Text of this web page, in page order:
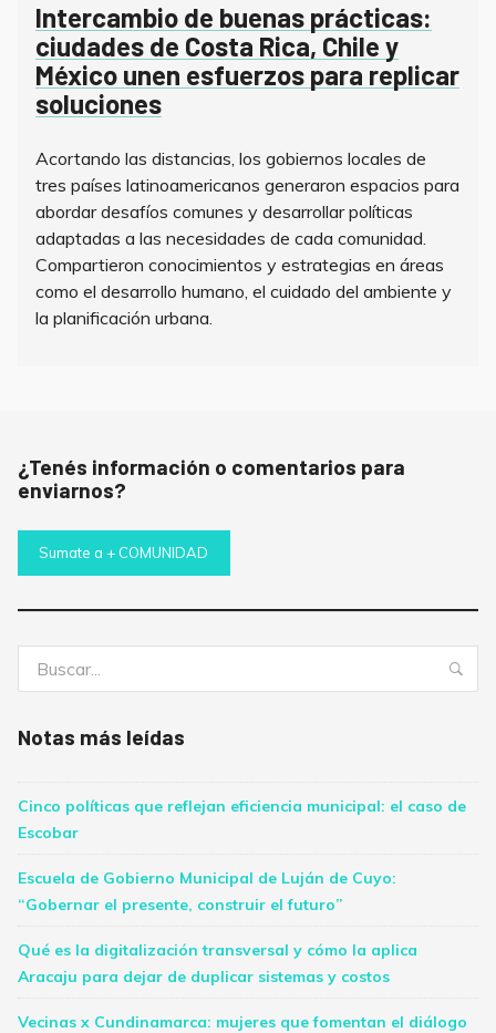
Intercambio de buenas prácticas:
ciudades de Costa Rica, Chile y
México unen esfuerzos para replicar
soluciones
Acortando las distancias, los gobiernos locales de
tres países latinoamericanos generaron espacios para
abordar desafíos comunes y desarrollar políticas
adaptadas a las necesidades de cada comunidad.
Compartieron conocimientos y estrategias en áreas
como el desarrollo humano, el cuidado del ambiente y
la planificación urbana.
¿Tenés información o comentarios para
enviarnos?
Sumate a + COMUNIDAD
Notas más leídas
Cinco políticas que reflejan eficiencia municipal: el caso de
Escobar
Escuela de Gobierno Municipal de Luján de Cuyo:
“Gobernar el presente, construir el futuro”
Qué es la digitalización transversal y cómo la aplica
Aracaju para dejar de duplicar sistemas y costos
Vecinas x Cundinamarca: mujeres que fomentan el diálogo